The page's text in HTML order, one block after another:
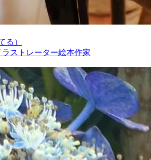
る）
ラストレーター絵本作家